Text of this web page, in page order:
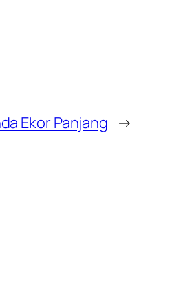
Ekor Panjang →